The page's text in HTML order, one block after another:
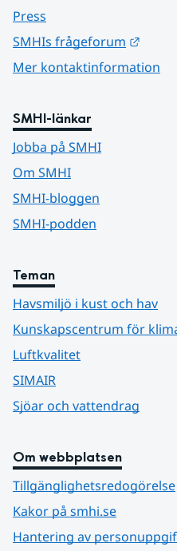
Press
SMHIs frågeforum
Mer kontaktinformation
SMHI-länkar
Jobba på SMHI
Om SMHI
SMHI-bloggen
SMHI-podden
Teman
Havsmiljö i kust och hav
Kunskapscentrum för
Luftkvalitet
SIMAIR
Sjöar och vattendrag
Om webbplatsen
Tillgänglighetsredogörelse
Kakor på smhi.se
Hantering av